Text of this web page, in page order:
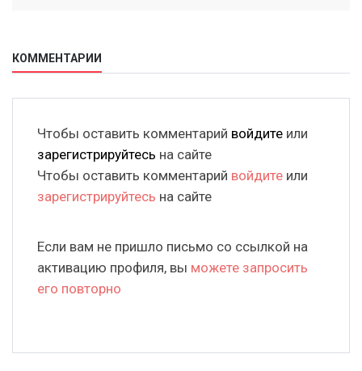
КОММЕНТАРИИ
Чтобы оставить комментарий войдите или
зарегистрируйтесь на сайте
Чтобы оставить комментарий войдите или
зарегистрируйтесь на сайте
Если вам не пришло письмо со ссылкой на
активацию профиля, вы можете запросить
его повторно